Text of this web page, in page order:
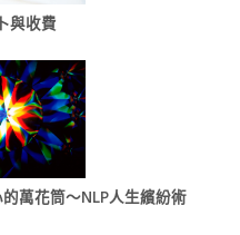
與收費
萬花筒～NLP人生繽紛術